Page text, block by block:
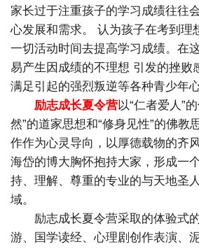
家长过于注重孩子的学习成绩往往
心发展和需求。 认为孩子在考到理
一切活动时间去提高学习成绩。在
易产生因成绩的不理想 引发的挫败
满足引起的强烈叛逆等各种青少年
励志成长夏令营以“仁者爱人”
然”的道家思想和“修身见性”的佛教
作作为心灵导向，以厚德载物的齐
海岱的博大胸怀抱持大家，形成一
持、理解、尊重的专业的与天地圣
域。
励志成长夏令营采取的体验式
游、国学读经、心理剧创作表演、